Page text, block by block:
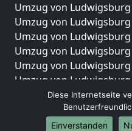
Umzug von
Umzug von
Umzug von
Umzug von
Umzug von
Umzug von
Umzug von
Umzug von
Umzug von
Diese Internetseite
Einverstanden